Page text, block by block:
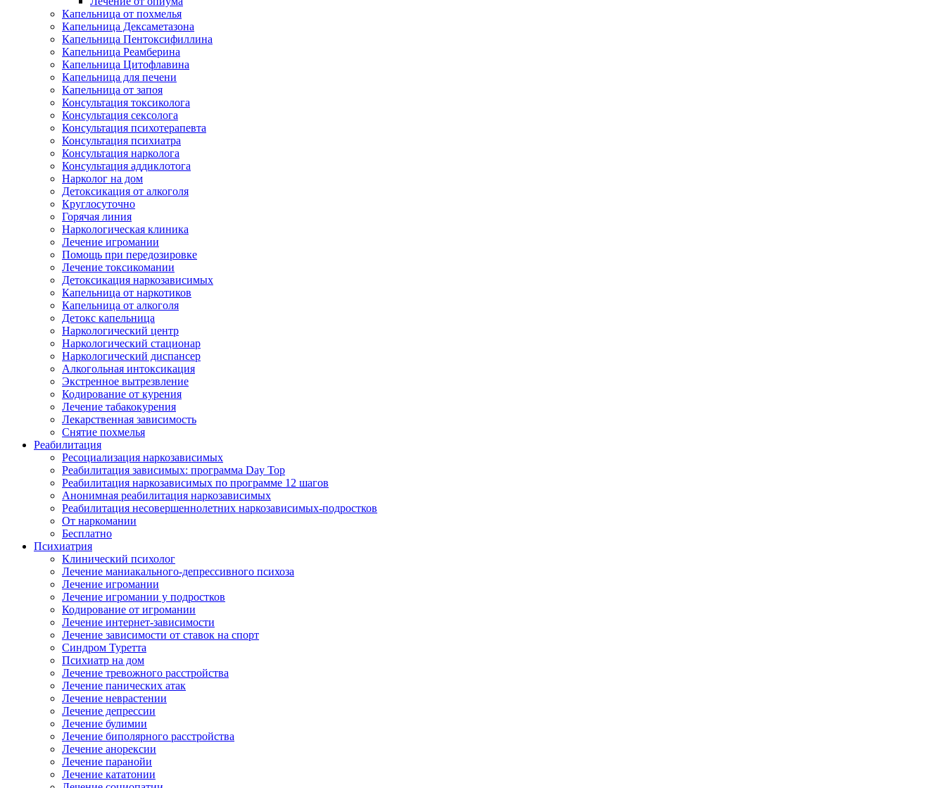
Капельница от похмелья
Капельница Дексаметазона
Капельница Пентоксифиллина
Капельница Реамберина
Капельница Цитофлавина
Капельница для печени
Капельница от запоя
Консультация токсиколога
Консультация сексолога
Консультация психотерапевта
Консультация психиатра
Консультация нарколога
Консультация аддиклотога
Нарколог на дом
Детоксикация от алкоголя
Круглосуточно
Горячая линия
Наркологическая клиника
Лечение игромании
Помощь при передозировке
Лечение токсикомании
Детоксикация наркозависимых
Капельница от наркотиков
Капельница от алкоголя
Детокс капельница
Наркологический центр
Наркологический стационар
Наркологический диспансер
Алкогольная интоксикация
Экстренное вытрезвление
Кодирование от курения
Лечение табакокурения
Лекарственная зависимость
Снятие похмелья
Реабилитация
Ресоциализация наркозависимых
Реабилитация зависимых: программа Day Top
Реабилитация наркозависимых по программе 12 шагов
Анонимная реабилитация наркозависимых
Реабилитация несовершеннолетних наркозависимых-подростков
От наркомании
Бесплатно
Психиатрия
Клинический психолог
Лечение маниакального-депрессивного психоза
Лечение игромании
Лечение игромании у подростков
Кодирование от игромании
Лечение интернет-зависимости
Лечение зависимости от ставок на спорт
Синдром Туретта
Психиатр на дом
Лечение тревожного расстройства
Лечение панических атак
Лечение неврастении
Лечение депрессии
Лечение булимии
Лечение биполярного расстройства
Лечение анорексии
Лечение паранойи
Лечение кататонии